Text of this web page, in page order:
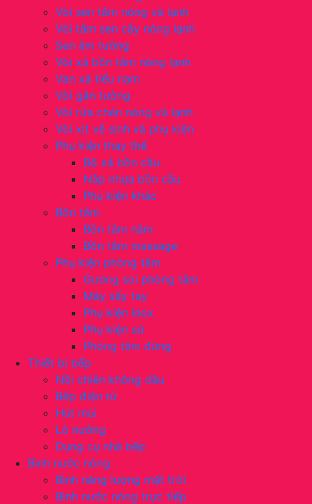
Vòi sen tắm nóng và lạnh
Vòi tắm sen cây nóng lạnh
Sen âm tường
Vòi xả bồn tắm nóng lạnh
Van xả tiểu nam
Vòi gắn tường
Vòi rửa chén nóng và lạnh
Vòi xịt vệ sinh và phụ kiện
Phụ kiện thay thế
Bộ xả bồn cầu
Nắp nhựa bồn cầu
Phụ kiện khác
Bồn tắm
Bồn tắm nằm
Bồn tắm massage
Phụ kiện phòng tắm
Gương soi phòng tắm
Máy sấy tay
Phụ kiện inox
Phụ kiện sứ
Phòng tắm đứng
Thiết bị bếp
Nồi chiên không dầu
Bếp điện từ
Hút mùi
Lò nướng
Dụng cụ nhà bếp
Bình nước nóng
Bình năng lượng mặt trời
Bình nước nóng trực tiếp